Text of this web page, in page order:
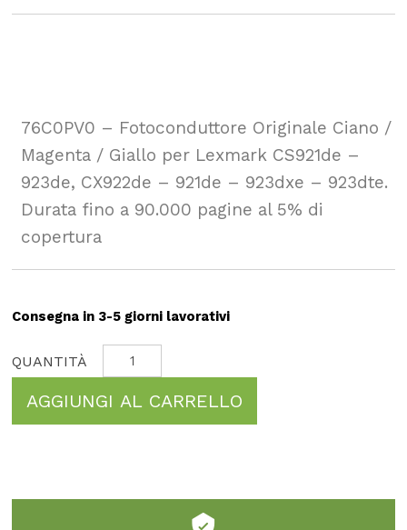
76C0PV0 – Fotoconduttore Originale Ciano /
Magenta / Giallo per Lexmark CS921de –
923de, CX922de – 921de – 923dxe – 923dte.
Durata fino a 90.000 pagine al 5% di
copertura
Consegna in 3-5 giorni lavorativi
AGGIUNGI AL CARRELLO